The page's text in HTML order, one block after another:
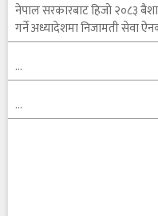
नेपाल सरकारबाट हिजो २०८३
गर्ने अध्यादेशमा निजामती सेवा
…
…